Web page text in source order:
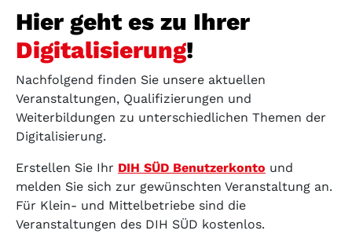
Hier geht es zu Ihrer
Digitalisierung!
Nachfolgend finden Sie unsere aktuellen
Veranstaltungen, Qualifizierungen und
Weiterbildungen zu unterschiedlichen Themen der
Digitalisierung.
Erstellen Sie Ihr DIH SÜD Benutzerkonto und
melden Sie sich zur gewünschten Veranstaltung an.
Für Klein- und Mittelbetriebe sind die
Veranstaltungen des DIH SÜD kostenlos.